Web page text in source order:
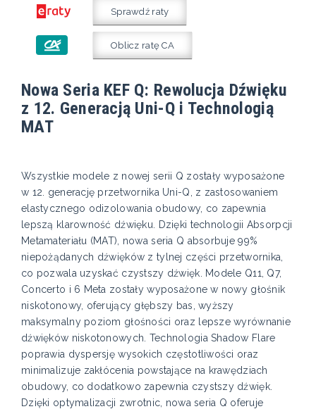
Sprawdź raty
Oblicz ratę CA
Nowa Seria KEF Q: Rewolucja Dźwięku
z 12. Generacją Uni-Q i Technologią
MAT
Wszystkie modele z nowej serii Q zostały wyposażone
w 12. generację przetwornika Uni-Q, z zastosowaniem
elastycznego odizolowania obudowy, co zapewnia
lepszą klarowność dźwięku. Dzięki technologii Absorpcji
Metamateriału (MAT), nowa seria Q absorbuje 99%
niepożądanych dźwięków z tylnej części przetwornika,
co pozwala uzyskać czystszy dźwięk. Modele Q11, Q7,
Concerto i 6 Meta zostały wyposażone w nowy głośnik
niskotonowy, oferujący głębszy bas, wyższy
maksymalny poziom głośności oraz lepsze wyrównanie
dźwięków niskotonowych. Technologia Shadow Flare
poprawia dyspersję wysokich częstotliwości oraz
minimalizuje zakłócenia powstające na krawędziach
obudowy, co dodatkowo zapewnia czystszy dźwięk.
Dzięki optymalizacji zwrotnic, nowa seria Q oferuje